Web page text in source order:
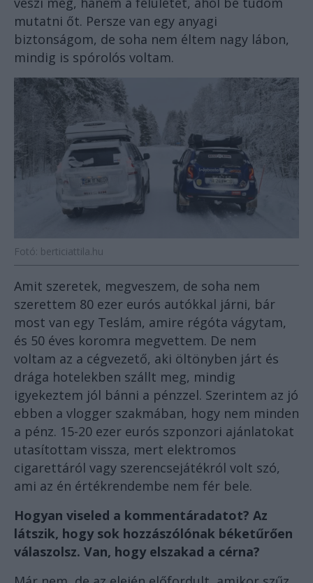
mutatni őt. Persze van egy anyagi
biztonságom, de soha nem éltem nagy lábon,
mindig is spórolós voltam.
Fotó: berticiattila.hu
Amit szeretek, megveszem, de soha nem
szerettem 80 ezer eurós autókkal járni, bár
most van egy Teslám, amire régóta vágytam,
és 50 éves koromra megvettem. De nem
voltam az a cégvezető, aki öltönyben járt és
drága hotelekben szállt meg, mindig
igyekeztem jól bánni a pénzzel. Szerintem az jó
ebben a vlogger szakmában, hogy nem minden
a pénz. 15-20 ezer eurós szponzori ajánlatokat
utasítottam vissza, mert elektromos
cigarettáról vagy szerencsejátékról volt szó,
ami az én értékrendembe nem fér bele.
Hogyan viseled a kommentáradatot? Az
látszik, hogy sok hozzászólónak béketűrően
válaszolsz. Van, hogy elszakad a cérna?